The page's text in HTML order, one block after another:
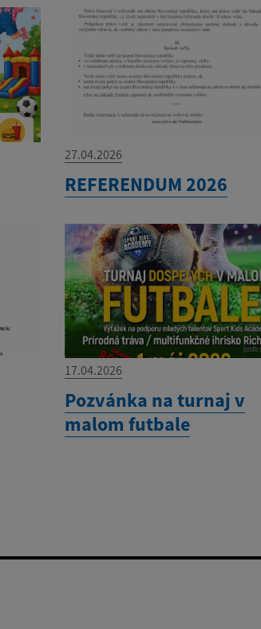
27.04.2026
REFERENDUM 2026
17.04.2026
Pozvánka na turnaj v
malom futbale